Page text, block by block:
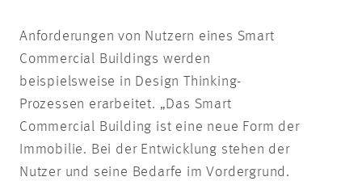
Anforderungen von Nutzern eines Smart
Commercial Buildings werden
beispielsweise in Design Thinking-
Prozessen erarbeitet. „Das Smart
Commercial Building ist eine neue Form der
Immobilie. Bei der Entwicklung stehen der
Nutzer und seine Bedarfe im Vordergrund.